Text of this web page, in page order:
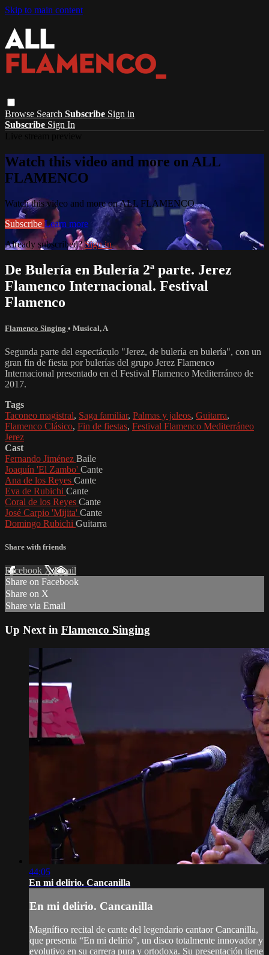
Skip to main content
Browse Search Subscribe Sign in
Subscribe Sign In
Watch this video and more on ALL
FLAMENCO
Watch this video and more on ALL FLAMENCO
Subscribe Learn more
Already subscribed?Sign in
De Bulería en Bulería 2ª parte. Jerez
Flamenco Internacional. Festival
Flamenco
Flamenco Singing • Musical, A
Segunda parte del espectáculo "Jerez, de bulería en bulería", con un
gran fin de fiesta por bulerías del grupo Jerez Flamenco
Internacional presentado en el Festival Flamenco Mediterráneo de
2017.
Tags
Taconeo magistral, Saga familiar, Palmas y jaleos, Guitarra,
Flamenco Clásico, Fin de fiestas, Festival Flamenco Mediterráneo
Jerez
Cast
Fernando Jiménez Baile
Joaquín 'El Zambo' Cante
Ana de los Reyes Cante
Eva de Rubichi Cante
Coral de los Reyes Cante
José Carpio 'Mijita' Cante
Domingo Rubichi Guitarra
Share with friends
Facebook XEmail
Share on Facebook
Share on X
Share via Email
Up Next in Flamenco Singing
44:05
En mi delirio. Cancanilla
En mi delirio. Cancanilla
Magnífico recital de cante del legendario cantaor Cancanilla,
que presenta “En mi delirio”, un disco totalmente innovador y
evolutivo en su carrera pura y ortodoxa. Su presentación tiene